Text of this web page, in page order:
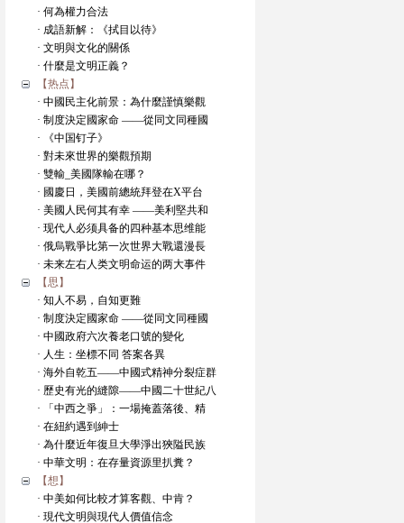
· 何為權力合法
· 成語新解：《拭目以待》
· 文明與文化的關係
· 什麼是文明正義？
【热点】
· 中國民主化前景：為什麼謹慎樂觀
· 制度決定國家命 ——從同文同種國
· 《中国钉子》
· 對未來世界的樂觀預期
· 雙輸_美國隊輸在哪？
· 國慶日，美國前總統拜登在X平台
· 美國人民何其有幸 ——美利堅共和
· 现代人必须具备的四种基本思维能
· 俄烏戰爭比第一次世界大戰還漫長
· 未来左右人类文明命运的两大事件
【思】
· 知人不易，自知更難
· 制度決定國家命 ——從同文同種國
· 中國政府六次養老口號的變化
· 人生：坐標不同 答案各異
· 海外自乾五——中國式精神分裂症群
· 歷史有光的縫隙——中國二十世紀八
· 「中西之爭」：一場掩蓋落後、精
· 在紐約遇到紳士
· 為什麼近年復旦大學淨出狹隘民族
· 中華文明：在存量資源里扒糞？
【想】
· 中美如何比較才算客觀、中肯？
· 現代文明與現代人價值信念